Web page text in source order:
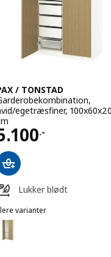
/ TONSTAD
egetræsfiner,
.-
5100.-
Lukker blødt
varianter
/ TONSTADPAX / TONSTAD,
PAX /